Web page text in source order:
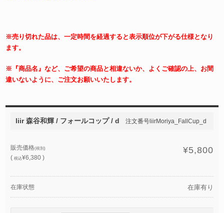
※売り切れた品は、一定時間を経過すると表示順位が下がる仕様となり
ます。
※『商品名』など、ご希望の商品と相違ないか、よくご確認の上、お間
違いないように、ご注文お願いいたします。
liir 森谷和輝 / フォールコップ / d 注文番号liirMoriya_FallCup_d
販売価格(税別)
(税込¥6,380 )
¥5,800
在庫状態 在庫有り